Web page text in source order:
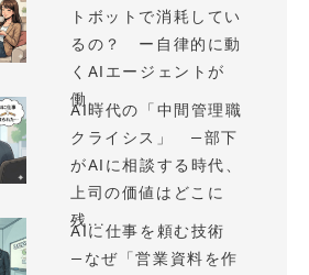
トボットで消耗してい
るの？ ー自律的に動
くAIエージェントが
働...
AI時代の「中間管理職
クライシス」 —部下
がAIに相談する時代、
上司の価値はどこに
残...
AIに仕事を頼む技術
—なぜ「営業資料を作